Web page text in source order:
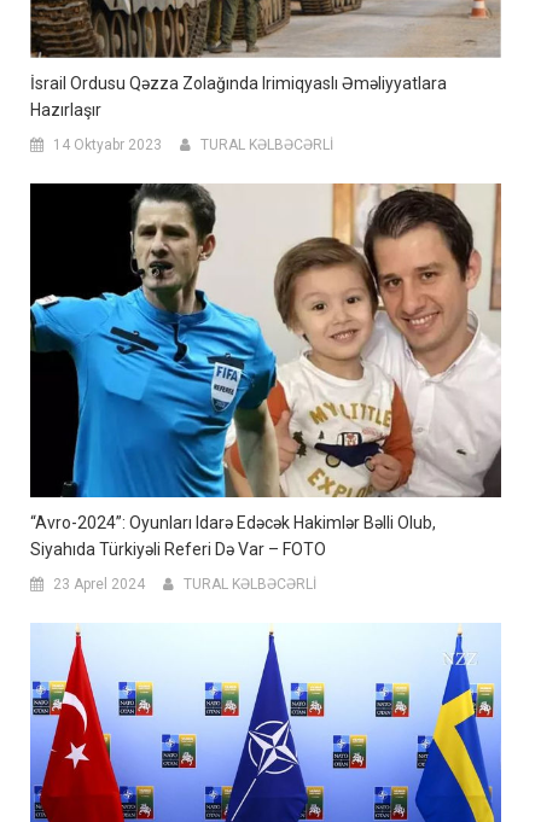
İsrail Ordusu Qəzza Zolağında Irimiqyaslı Əməliyyatlara
Hazırlaşır
14 Oktyabr 2023 TURAL KƏLBƏCƏRLİ
“Avro-2024”: Oyunları Idarə Edəcək Hakimlər Bəlli Olub,
Siyahıda Türkiyəli Referi Də Var – FOTO
23 Aprel 2024 TURAL KƏLBƏCƏRLİ